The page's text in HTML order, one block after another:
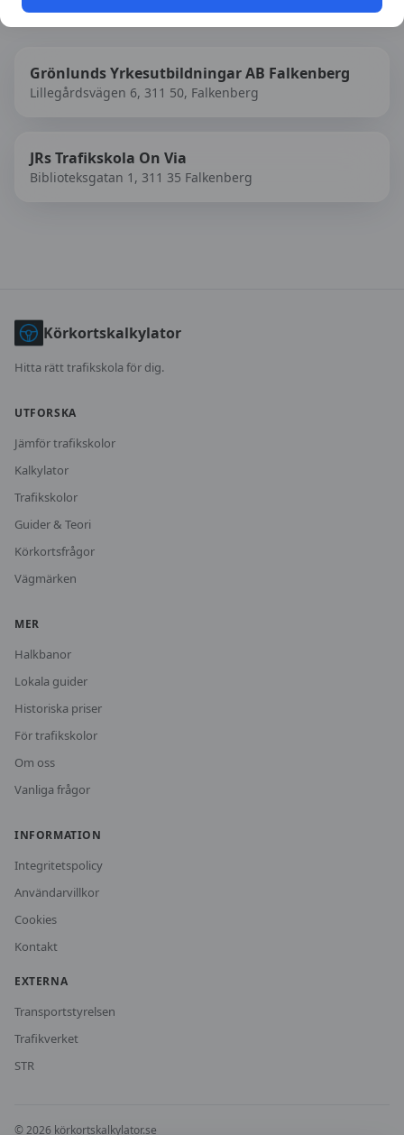
Fler trafikskolor iFalkenberg
Grönlunds Yrkesutbildningar AB Falkenberg
Lillegårdsvägen 6, 311 50, Falkenberg
JRs Trafikskola On Via
Biblioteksgatan 1, 311 35 Falkenberg
Körkortskalkylator
Hitta rätt trafikskola för dig.
UTFORSKA
Jämför trafikskolor
Kalkylator
Trafikskolor
Guider & Teori
Körkortsfrågor
Vägmärken
MER
Halkbanor
Lokala guider
Historiska priser
För trafikskolor
Om oss
Vanliga frågor
INFORMATION
Integritetspolicy
Användarvillkor
Cookies
Kontakt
EXTERNA
Transportstyrelsen
Trafikverket
STR
©2026 körkortskalkylator.se